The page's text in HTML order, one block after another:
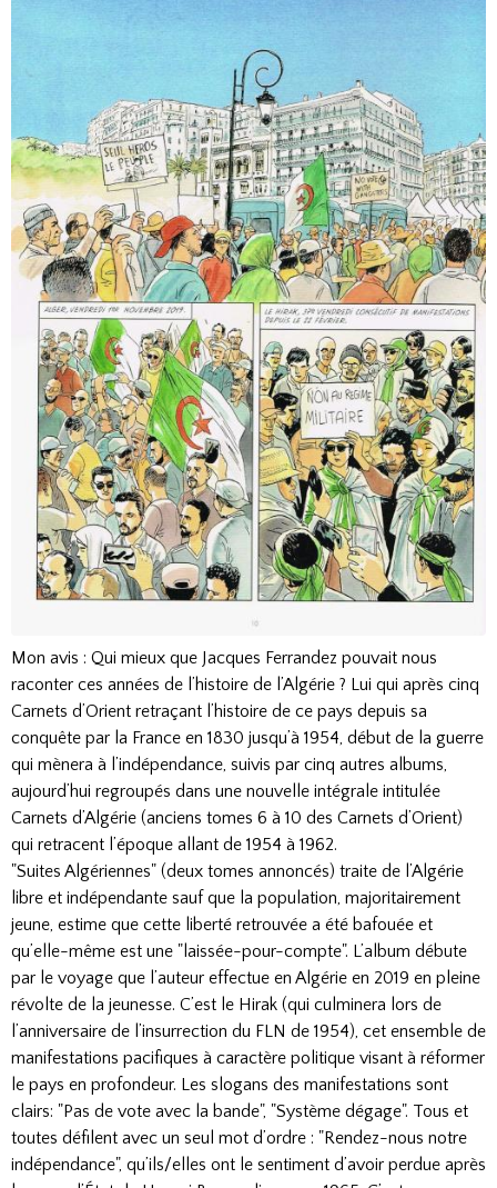
Mon avis : Qui mieux que Jacques Ferrandez pouvait nous
raconter ces années de l’histoire de l’Algérie ? Lui qui après cinq
Carnets d’Orient retraçant l’histoire de ce pays depuis sa
conquête par la France en 1830 jusqu’à 1954, début de la guerre
qui mènera à l’indépendance, suivis par cinq autres albums,
aujourd’hui regroupés dans une nouvelle intégrale intitulée
Carnets d’Algérie (anciens tomes 6 à 10 des Carnets d’Orient)
qui retracent l’époque allant de 1954 à 1962.
"Suites Algériennes" (deux tomes annoncés) traite de l’Algérie
libre et indépendante sauf que la population, majoritairement
jeune, estime que cette liberté retrouvée a été bafouée et
qu’elle-même est une "laissée-pour-compte". L’album débute
par le voyage que l’auteur effectue en Algérie en 2019 en pleine
révolte de la jeunesse. C’est le Hirak (qui culminera lors de
l’anniversaire de l’insurrection du FLN de 1954), cet ensemble de
manifestations pacifiques à caractère politique visant à réformer
le pays en profondeur. Les slogans des manifestations sont
clairs: "Pas de vote avec la bande", "Système dégage". Tous et
toutes défilent avec un seul mot d’ordre : "Rendez-nous notre
indépendance", qu’ils/elles ont le sentiment d’avoir perdue après